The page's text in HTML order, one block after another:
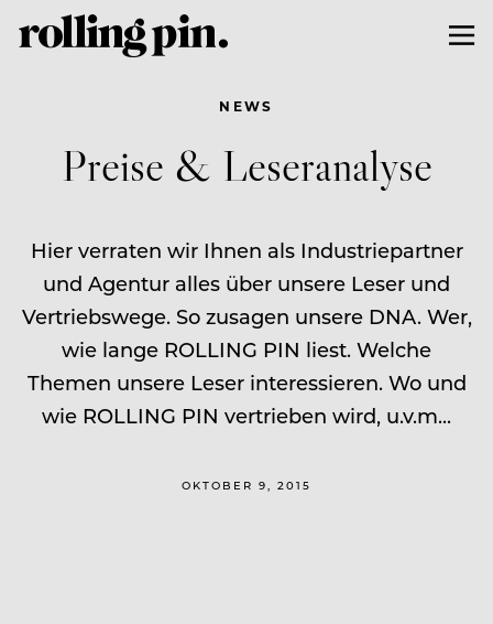
NEWS
Preise & Leseranalyse
Hier verraten wir Ihnen als Industriepartner
und Agentur alles über unsere Leser und
Vertriebswege. So zusagen unsere DNA. Wer,
wie lange ROLLING PIN liest. Welche
Themen unsere Leser interessieren. Wo und
wie ROLLING PIN vertrieben wird, u.v.m...
OKTOBER 9, 2015